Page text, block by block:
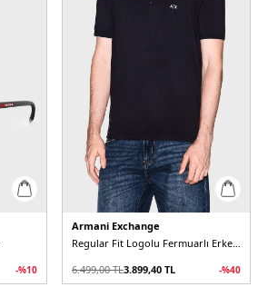
-%10
Armani Exchange
Regular Fit Logolu Fermuarlı Erkek Polo
6.499,00TL3.899,40 TL -%40